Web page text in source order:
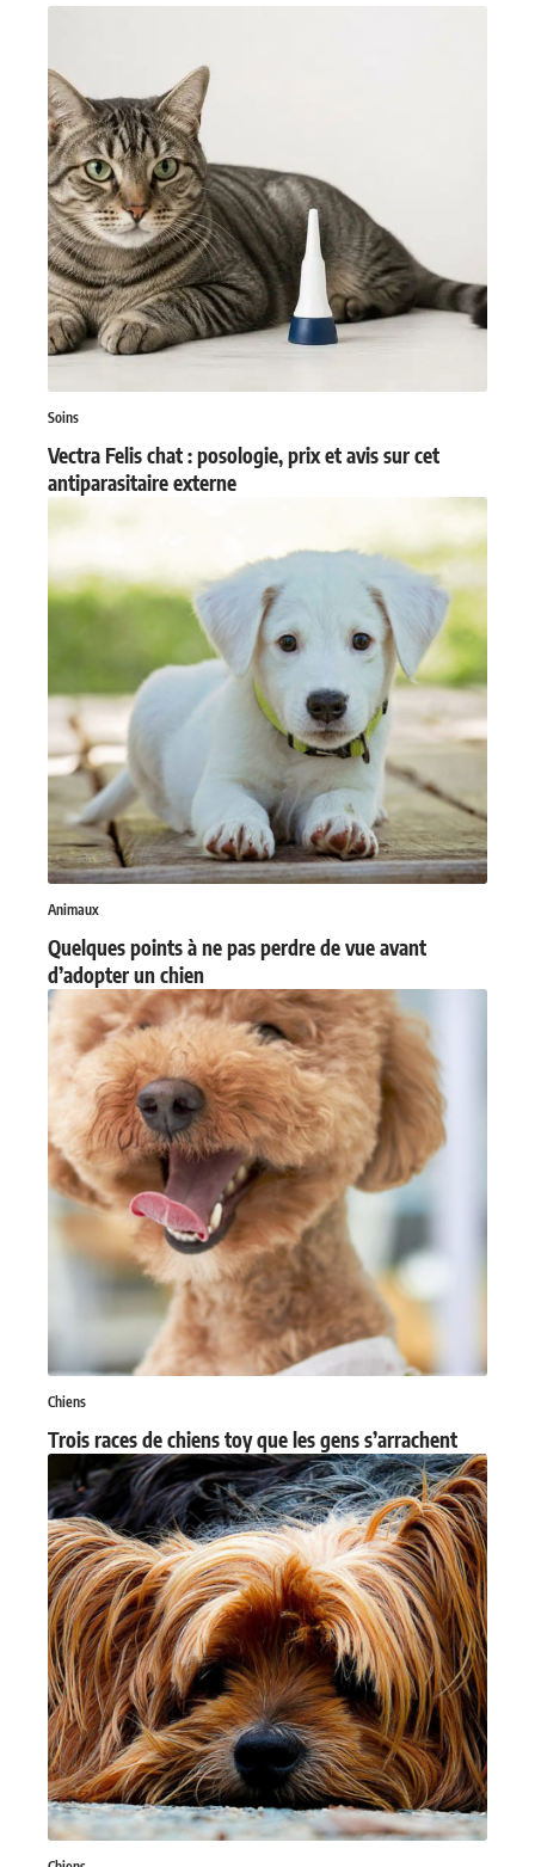
Soins
Vectra Felis chat : posologie, prix et avis sur cet
antiparasitaire externe
Animaux
Quelques points à ne pas perdre de vue avant
d’adopter un chien
Chiens
Trois races de chiens toy que les gens s’arrachent